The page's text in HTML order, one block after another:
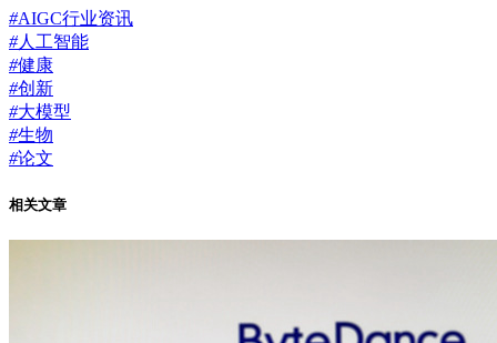
#AIGC行业资讯
#人工智能
#健康
#创新
#大模型
#生物
#论文
相关文章